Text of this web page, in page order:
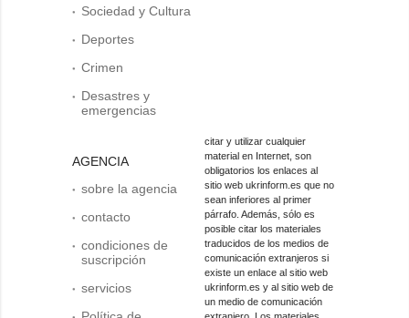
Sociedad y Cultura
Deportes
Crimen
Desastres y
emergencias
AGENCIA
sobre la agencia
contacto
condiciones de
suscripción
servicios
citar y utilizar cualquier
material en Internet, son
obligatorios los enlaces al
sitio web ukrinform.es que no
sean inferiores al primer
párrafo. Además, sólo es
posible citar los materiales
traducidos de los medios de
comunicación extranjeros si
existe un enlace al sitio web
ukrinform.es y al sitio web de
un medio de comunicación